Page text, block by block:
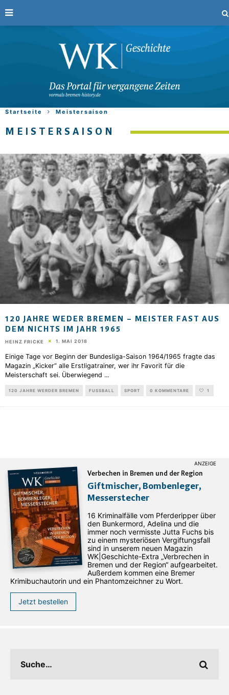
Startseite Meistersaison
MEISTERSAISON
120 JAHRE WEDER BREMEN – MEISTER FAST AUS
DEM NICHTS IM JAHR 1965
HEINZ FRICKE 1. MAI 2018
Einige Tage vor Beginn der Bundesliga-Saison 1964/1965 fragte das
Magazin „Kicker“ alle Erstligatrainer, wer ihr Favorit für die
Meisterschaft sei. Überwiegend ...
120 JAHRE WERDER BREMEN FUSSBALL SPORT 0 KOMMENTARE 1
Verbechen in Bremen und der Region
Giftmischer, Bombenleger,
Messerstecher
16 Kriminalfälle vom Pferderipper über
den Bunkermord, Adelina und die
immer noch vermisste Jutta Fuchs bis
zu einem mysteriösen Vergiftungsfall
sind in unserem neuen Magazin
WK|Geschichte-Extra „Verbrechen in
Bremen und der Region“ aufgearbeitet.
Außerdem kommen eine Bremer
Krimibuchautorin und ein Phantomzeichner zu Wort.
Jetzt bestellen